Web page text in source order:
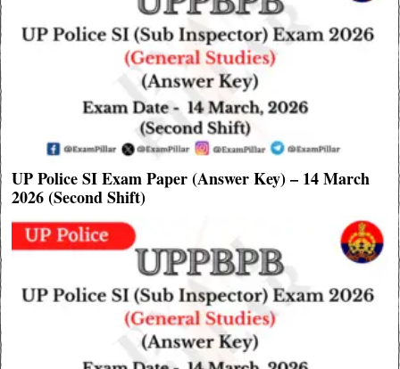
UP Police SI Exam Paper (Answer Key) – 14 March
2026 (Second Shift)